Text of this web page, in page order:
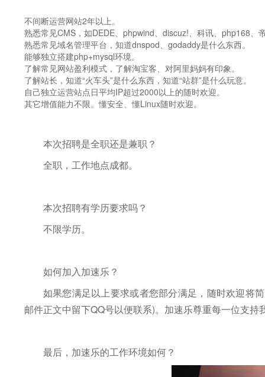
不间断运营网站2年以上。
熟悉常见CMS，如DEDE、phpwind、discuz!、科讯、php168、
熟悉常见域名管理平台，知道dnspod、godaddy是什么东西。
能够独立搭建php+mysql环境。
了解常见网站盈利模式，了解淘宝客、对阿里妈妈有印象。
了解站长，知道“火车头”是什么东西，知道“站群”是什么玩意。
自己独立运营站点日平均IP超过2000以上的随时欢迎。
其它增值能力不限。懂安全、懂Linux随时欢迎。
本次招聘是全职还是兼职？
全职，工作地点成都。
本次招聘有学历要求吗？
不限学历。
如何加入加速乐？
如果您满足以上要求或者您部分满足，随时欢迎将
邮件正文中留下QQ号以便联系)。加速乐尊重每一位支
最后，加速乐的工作环境如何？